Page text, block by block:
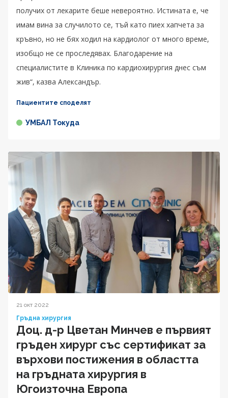
получих от лекарите беше невероятно. Истината е, че
имам вина за случилото се, тъй като пиех хапчета за
кръвно, но не бях ходил на кардиолог от много време,
изобщо не се проследявах. Благодарение на
специалистите в Клиника по кардиохирургия днес съм
жив“, казва Александър.
Пациентите споделят
УМБАЛ Токуда
21 окт 2022
Гръдна хирургия
Доц. д-р Цветан Минчев е първият
гръден хирург със сертификат за
върхови постижения в областта
на гръдната хирургия в
Югоизточна Европа